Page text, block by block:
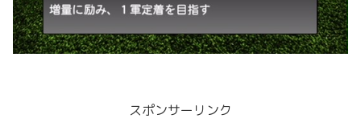
スポンサーリンク